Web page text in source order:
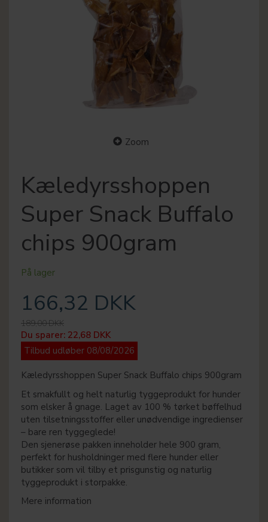
Zoom
Kæledyrsshoppen
Super Snack Buffalo
chips 900gram
På lager
166,32 DKK
189,00 DKK
Du sparer: 22,68 DKK
Tilbud udløber 08/08/2026
Kæledyrsshoppen Super Snack Buffalo chips 900gram
Et smakfullt og helt naturlig tyggeprodukt for hunder
som elsker å gnage. Laget av 100 % tørket bøffelhud
uten tilsetningsstoffer eller unødvendige ingredienser
– bare ren tyggeglede!
Den sjenerøse pakken inneholder hele 900 gram,
perfekt for husholdninger med flere hunder eller
butikker som vil tilby et prisgunstig og naturlig
tyggeprodukt i storpakke.
Mere information